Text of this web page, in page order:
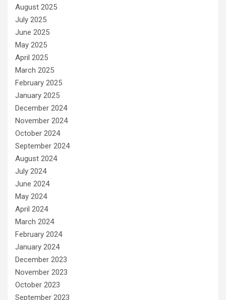
August 2025
July 2025
June 2025
May 2025
April 2025
March 2025
February 2025
January 2025
December 2024
November 2024
October 2024
September 2024
August 2024
July 2024
June 2024
May 2024
April 2024
March 2024
February 2024
January 2024
December 2023
November 2023
October 2023
September 2023